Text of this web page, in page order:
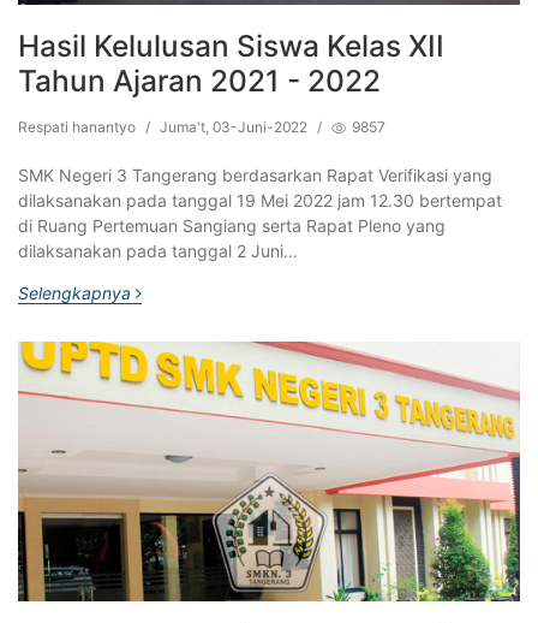
Hasil Kelulusan Siswa Kelas XII
Tahun Ajaran 2021 - 2022
Respati hanantyo / Juma't, 03-Juni-2022 / 9857
SMK Negeri 3 Tangerang berdasarkan Rapat Verifikasi yang
dilaksanakan pada tanggal 19 Mei 2022 jam 12.30 bertempat
di Ruang Pertemuan Sangiang serta Rapat Pleno yang
dilaksanakan pada tanggal 2 Juni…
Selengkapnya